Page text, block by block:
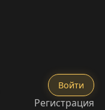
Войти
Регистрация